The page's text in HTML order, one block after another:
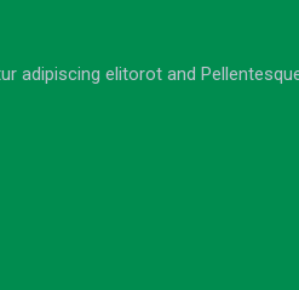
adipiscing elitorot and